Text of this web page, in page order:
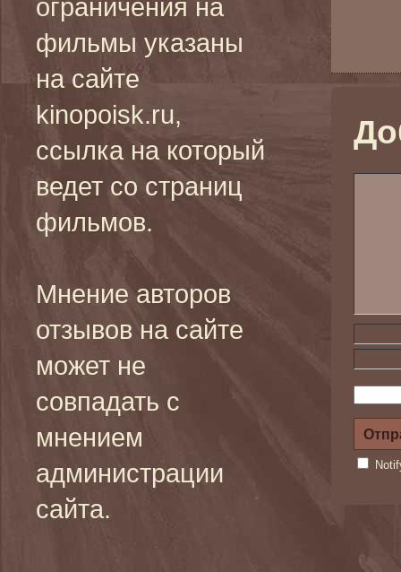
ограничения на
фильмы указаны
на сайте
kinopoisk.ru,
ссылка на который
ведет со страниц
фильмов.
Мнение авторов
отзывов на сайте
может не
совпадать с
мнением
администрации
сайта.